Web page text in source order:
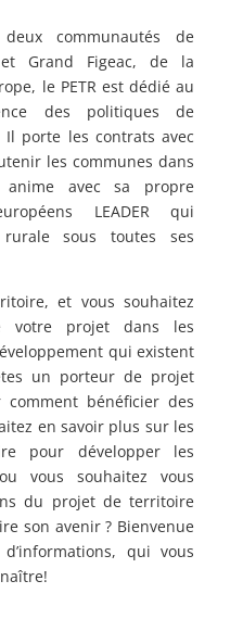
communautés de
et Grand Figeac, de la
le PETR est dédié au
des politiques de
porte les contrats avec
les communes dans
anime avec sa propre
LEADER qui
rurale sous toutes ses
et vous souhaitez
votre projet dans les
qui existent
un porteur de projet
bénéficier des
en savoir plus sur les
pour développer les
vous souhaitez vous
du projet de territoire
son avenir ? Bienvenue
qui vous